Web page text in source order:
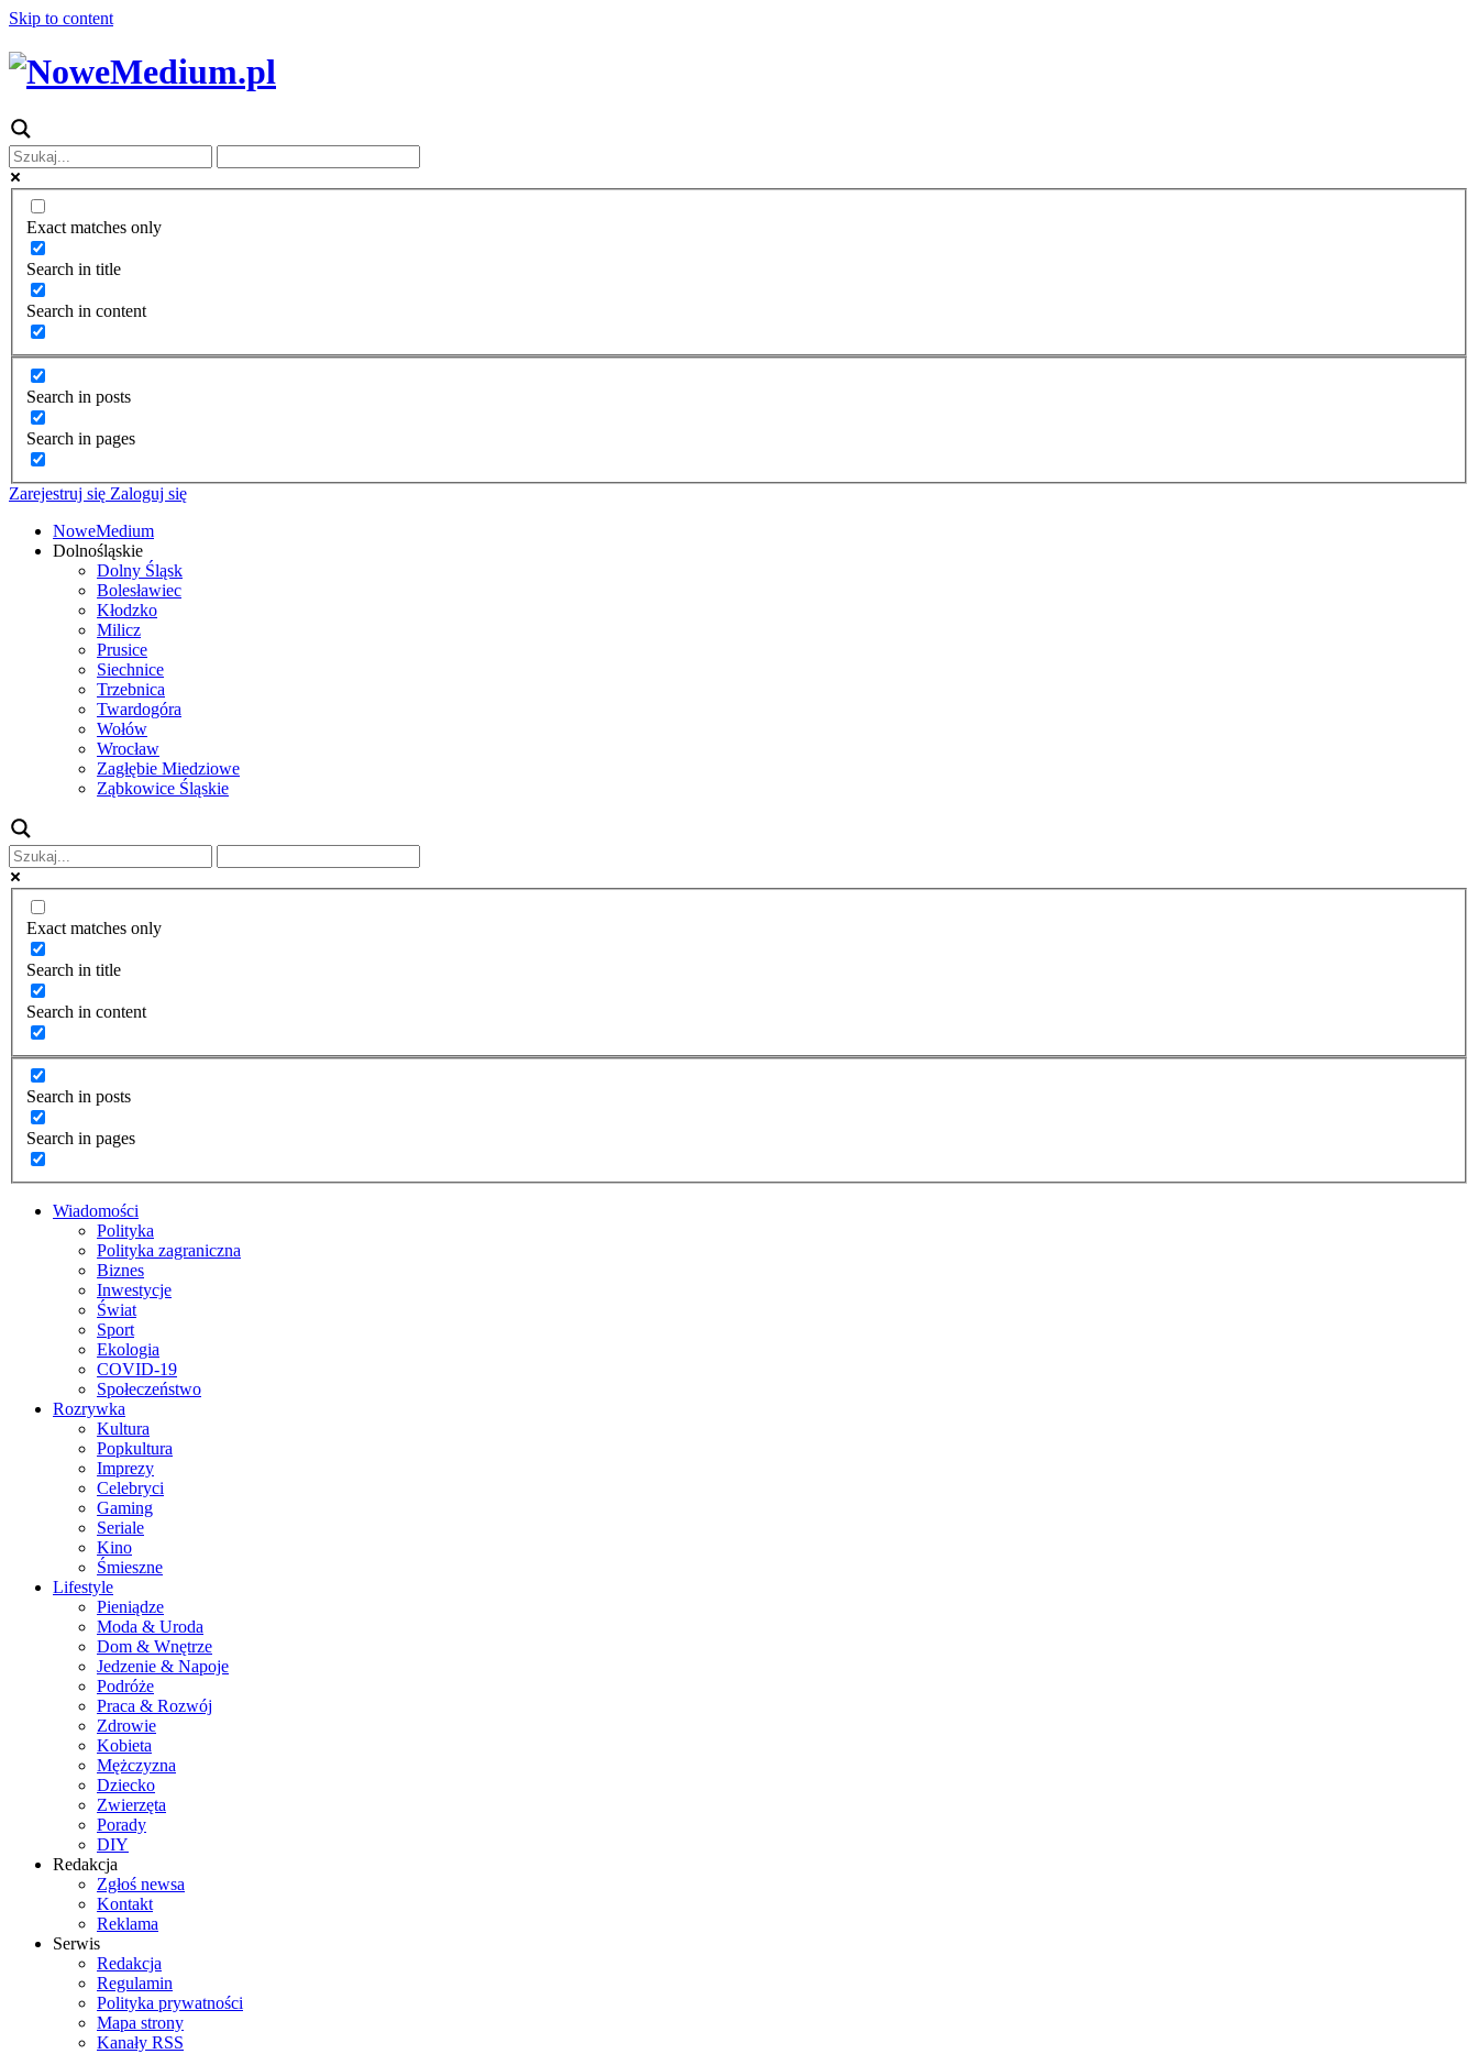
Skip to content
Exact matches only
Search in title
Search in content
Search in posts
Search in pages
Zarejestruj się Zaloguj się
NoweMedium
Dolnośląskie
Dolny Śląsk
Bolesławiec
Kłodzko
Milicz
Prusice
Siechnice
Trzebnica
Twardogóra
Wołów
Wrocław
Zagłębie Miedziowe
Ząbkowice Śląskie
Exact matches only
Search in title
Search in content
Search in posts
Search in pages
Wiadomości
Polityka
Polityka zagraniczna
Biznes
Inwestycje
Świat
Sport
Ekologia
COVID-19
Społeczeństwo
Rozrywka
Kultura
Popkultura
Imprezy
Celebryci
Gaming
Seriale
Kino
Śmieszne
Lifestyle
Pieniądze
Moda & Uroda
Dom & Wnętrze
Jedzenie & Napoje
Podróże
Praca & Rozwój
Zdrowie
Kobieta
Mężczyzna
Dziecko
Zwierzęta
Porady
DIY
Redakcja
Zgłoś newsa
Kontakt
Reklama
Serwis
Redakcja
Regulamin
Polityka prywatności
Mapa strony
Kanały RSS